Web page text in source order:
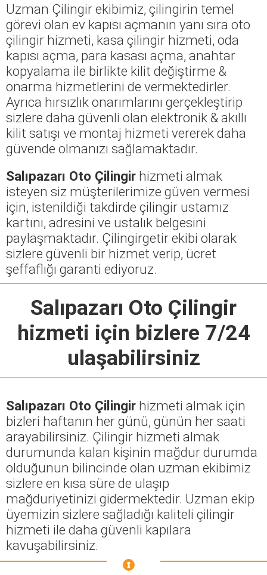
Uzman Çilingir ekibimiz, çilingirin temel
görevi olan ev kapısı açmanın yanı sıra oto
çilingir hizmeti, kasa çilingir hizmeti, oda
kapısı açma, para kasası açma, anahtar
kopyalama ile birlikte kilit değiştirme &
onarma hizmetlerini de vermektedirler.
Ayrıca hırsızlık onarımlarını gerçekleştirip
sizlere daha güvenli olan elektronik & akıllı
kilit satışı ve montaj hizmeti vererek daha
güvende olmanızı sağlamaktadır.
Salıpazarı Oto Çilingir hizmeti almak
isteyen siz müşterilerimize güven vermesi
için, istenildiği takdirde çilingir ustamız
kartını, adresini ve ustalık belgesini
paylaşmaktadır. Çilingirgetir ekibi olarak
sizlere güvenli bir hizmet verip, ücret
şeffaflığı garanti ediyoruz.
Salıpazarı Oto Çilingir
hizmeti için bizlere 7/24
ulaşabilirsiniz
Salıpazarı Oto Çilingir hizmeti almak için
bizleri haftanın her günü, günün her saati
arayabilirsiniz. Çilingir hizmeti almak
durumunda kalan kişinin mağdur durumda
olduğunun bilincinde olan uzman ekibimiz
sizlere en kısa süre de ulaşıp
mağduriyetinizi gidermektedir. Uzman ekip
üyemizin sizlere sağladığı kaliteli çilingir
hizmeti ile daha güvenli kapılara
kavuşabilirsiniz.